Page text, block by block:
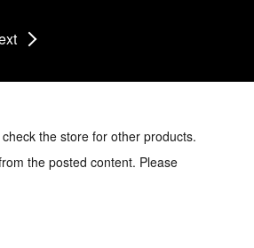
the store for other products.
the posted content. Please